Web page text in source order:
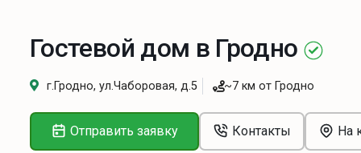
Гостевой дом в Гродно
г.Гродно, ул.Чаборовая, д.5 ~7 км от Гродно
Отправить заявку Контакты На